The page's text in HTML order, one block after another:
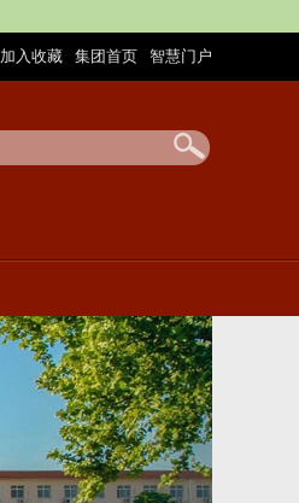
加入收藏 集团首页 智慧门户